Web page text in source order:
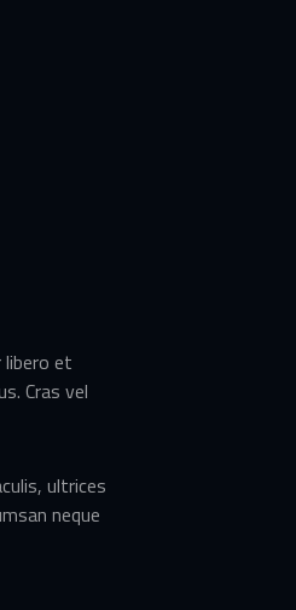
libero et
Cras vel
ultrices
neque